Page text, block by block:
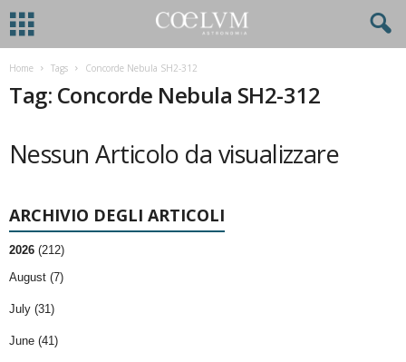
Home Tags Concorde Nebula SH2-312
Tag: Concorde Nebula SH2-312
Nessun Articolo da visualizzare
ARCHIVIO DEGLI ARTICOLI
2026 (212)
August (7)
July (31)
June (41)